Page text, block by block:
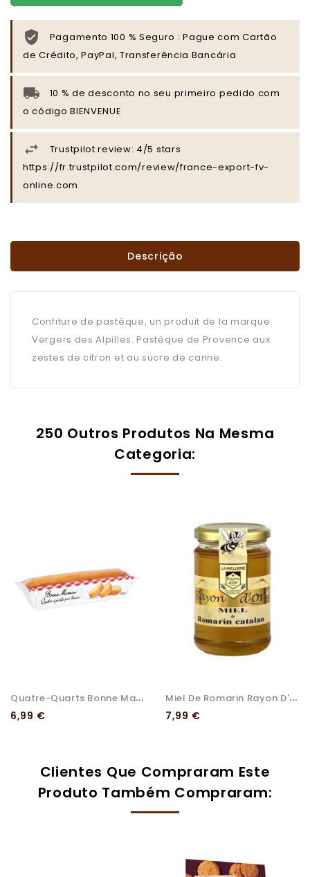
Pagamento 100 % Seguro : Pague com Cartão
de Crédito, PayPal, Transferência Bancária
10 % de desconto no seu primeiro pedido com
o código BIENVENUE
Trustpilot review: 4/5 stars
https://fr.trustpilot.com/review/france-export-fv-
online.com
Descrição
Confiture de pastèque, un produit de la marque
Vergers des Alpilles. Pastèque de Provence aux
zestes de citron et au sucre de canne.
250 Outros Produtos Na Mesma
Categoria:
Q
Uatre-Quarts Bonne Maman...
Preço
6,99 €
M
Iel De Romarin Rayon D'or
Preço
7,99 €
Clientes Que Compraram Este
Produto Também Compraram: